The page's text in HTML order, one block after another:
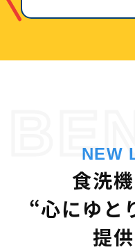
NEW
食洗
“心にゆと
提